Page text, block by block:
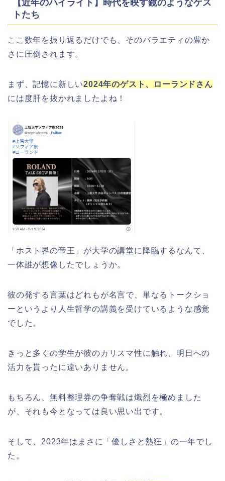
【近年のハイライト】時代を映す鏡のようなゲス
トたち
ここ数年を振り返るだけでも、そのバラエティの豊か
さに圧倒されます。
まず、記憶に新しい2024年のゲスト、ローランドさん
には度肝を抜かれましたよね！
「ホスト界の帝王」が大学の講堂に降臨するなんて、
一体誰が想像したでしょうか。
彼の発する言葉はどれもが名言で、単なるトークショ
ーというより人生哲学の講義を受けているような感覚
でした。
きっと多くの学生が彼のカリスマ性に触れ、明日への
活力を貰ったに違いありません。
もちろん、無料整理券の争奪戦は熾烈を極めました
が、それも今となっては良い思い出です。
そして、2023年はまさに「優しさと熱狂」の一年でし
た。